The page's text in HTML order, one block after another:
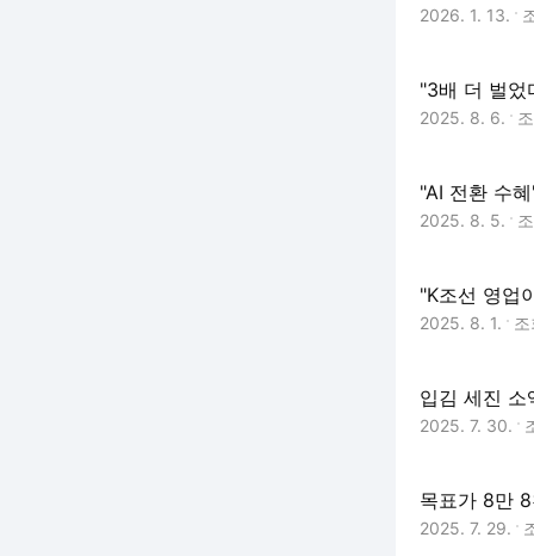
2026. 1. 13.
"3배 더 벌었
2025. 8. 6.
"AI 전환 수
2025. 8. 5.
"K조선 영업
2025. 8. 1.
입김 세진
2025. 7. 30.
목표가 8만
2025. 7. 29.